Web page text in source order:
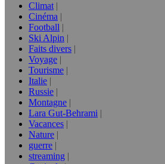
Climat
Cinéma
Football
Ski Alpin
Faits divers
Voyage
Tourisme
Italie
Russie
Montagne
Lara Gut-Behrami
Vacances
Nature
guerre
streaming